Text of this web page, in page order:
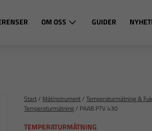
OM OSS GUIDER
Start/ Mätinstrument/Temperaturmätning &
Temperaturmätning/ PAAB PTV 430
TEMPERATURMÄTNING